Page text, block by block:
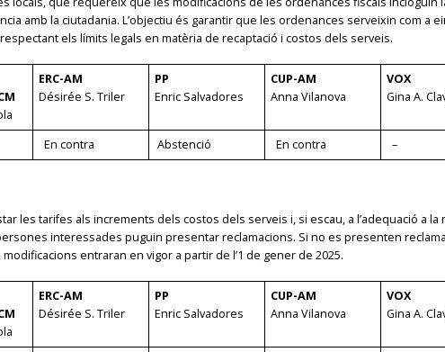
amb la ciutadania. L’objectiu és garantir que les ordenances serveixin com a
els límits legals en matèria de recaptació i costos dels serveis​.
ERC-AM
Désirée S. Triler
PP
Enric Salvadores
CUP-AM
Anna Vilanova
VOX
Gina A.
En contra Abstenció En contra –
tarifes als increments dels costos dels serveis i, si escau, a l’adequació a la
interessades puguin presentar reclamacions. Si no es presenten
entraran en vigor a partir de l’1 de gener de 2025​.
ERC-AM
Désirée S. Triler
PP
Enric Salvadores
CUP-AM
Anna Vilanova
VOX
Gina A.